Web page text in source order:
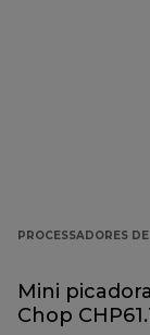
PROCESSADORES
Mini
Chop